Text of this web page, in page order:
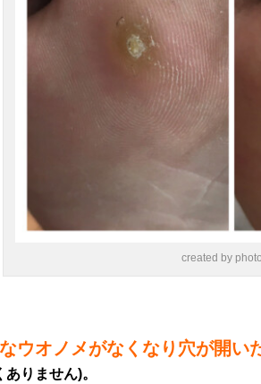
created by
ウオノメがなくなり穴が開い
ありません)。